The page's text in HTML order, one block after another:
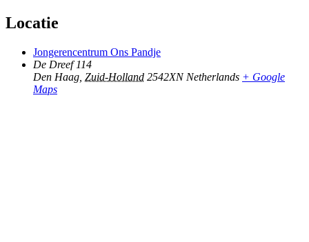
Locatie
Jongerencentrum Ons Pandje
De Dreef 114
Den Haag Zuid-Holland 2542XN Netherlands + Google
Maps